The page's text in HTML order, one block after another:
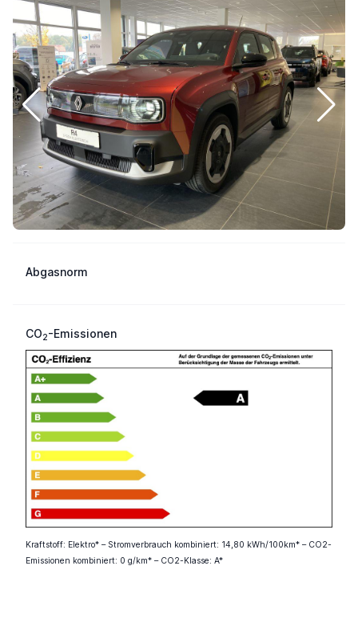
Abgasnorm
CO2-Emissionen
Kraftstoff: Elektro* – Stromverbrauch kombiniert: 14,80 kWh/100km* – CO2-
Emissionen kombiniert: 0 g/km* – CO2-Klasse: A*